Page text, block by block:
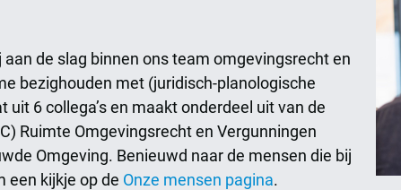
de slag binnen ons team omgevingsrecht en
bezighouden met (juridisch-planologische
6 collega’s en maakt onderdeel uit van de
Ruimte Omgevingsrecht en Vergunningen
Omgeving. Benieuwd naar de mensen die bij
een kijkje op de Onze mensen pagina.